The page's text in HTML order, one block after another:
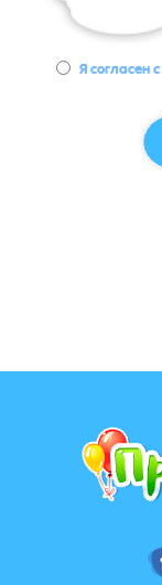
Я согласен с